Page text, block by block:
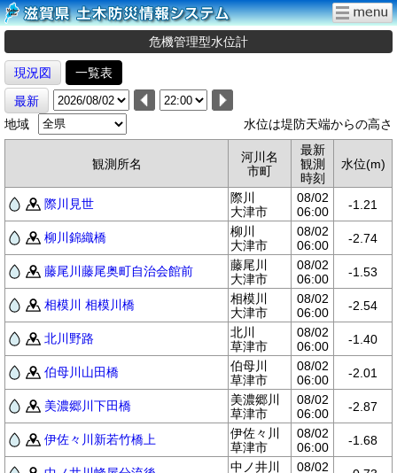
危機管理型水位計
現況図
一覧表
最新
地域
水位は堤防天端からの高さ
観測所名
河川名
市町
最新
観測
時刻
水位(m)
際川見世
際川
大津市
08/02
06:00
-1.21
柳川錦織橋
柳川
大津市
08/02
06:00
-2.74
藤尾川藤尾奥町自治会館前
藤尾川
大津市
08/02
06:00
-1.53
相模川 相模川橋
相模川
大津市
08/02
06:00
-2.54
北川野路
北川
草津市
08/02
06:00
-1.40
伯母川山田橋
伯母川
草津市
08/02
06:00
-2.01
美濃郷川下田橋
美濃郷川
草津市
08/02
06:00
-2.87
伊佐々川新若竹橋上
伊佐々川
草津市
08/02
06:00
-1.68
中ノ井川
08/02